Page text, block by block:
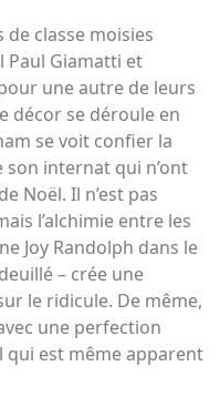
de classe moisies
Paul Giamatti et
une autre de leurs
décor se déroule en
se voit confier la
son internat qui n’ont
Noël. Il n’est pas
l’alchimie entre les
Joy Randolph dans le
– crée une
le ridicule. De même,
une perfection
qui est même apparent